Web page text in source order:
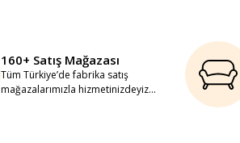
160+ Satış Mağazası
Tüm Türkiye’de fabrika satış
mağazalarımızla hizmetinizdeyiz...